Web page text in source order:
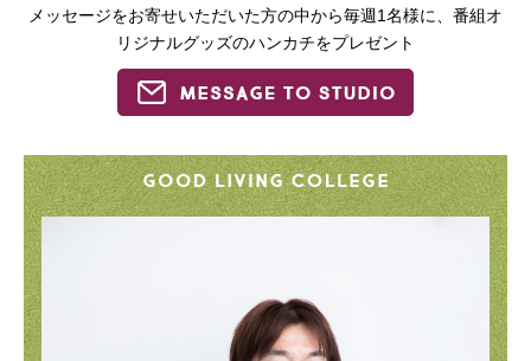
メッセージをお寄せいただいた方の中から毎週1名様に、番組オ
リジナルグッズのハンカチをプレゼント